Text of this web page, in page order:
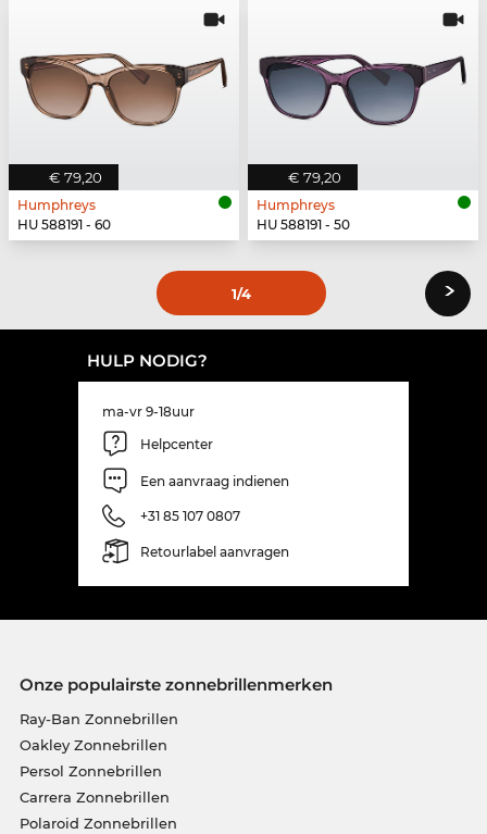
€ 79,20
Humphreys
HU 588191 - 60
€ 79,20
Humphreys
HU 588191 - 50
1/4 ›
HULP NODIG?
ma-vr 9-18uur
Helpcenter
Een aanvraag indienen
+31 85 107 0807
Retourlabel aanvragen
Onze populairste zonnebrillenmerken
Ray-Ban Zonnebrillen
Oakley Zonnebrillen
Persol Zonnebrillen
Carrera Zonnebrillen
Polaroid Zonnebrillen